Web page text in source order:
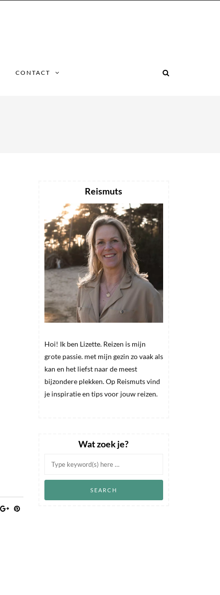
CONTACT
Reismuts
Hoi! Ik ben Lizette. Reizen is mijn
grote passie. met mijn gezin zo vaak als
kan en het liefst naar de meest
bijzondere plekken. Op Reismuts vind
je inspiratie en tips voor jouw reizen.
Wat zoek je?